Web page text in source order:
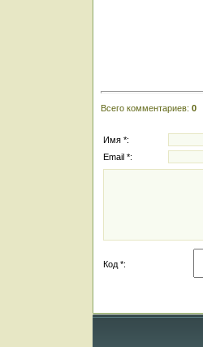
Всего комментариев: 0
Имя *:
Email *:
Код *: